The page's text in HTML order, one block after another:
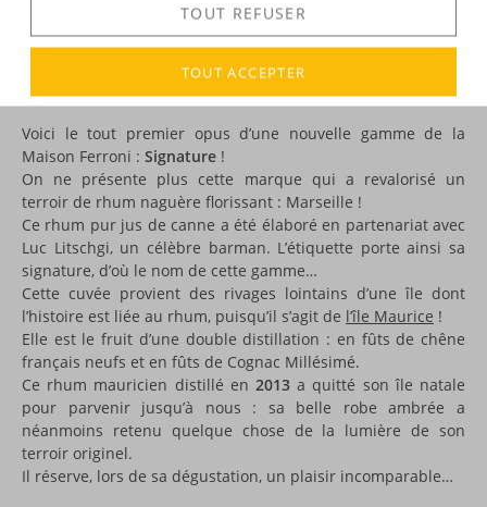
DESCRIPTION
Voici le tout premier opus d’une nouvelle gamme de la
Maison Ferroni : Signature !
On ne présente plus cette marque qui a revalorisé un
terroir de rhum naguère florissant : Marseille !
Ce rhum pur jus de canne a été élaboré en partenariat avec
Luc Litschgi, un célèbre barman. L’étiquette porte ainsi sa
signature, d’où le nom de cette gamme…
Cette cuvée provient des rivages lointains d’une île dont
l’histoire est liée au rhum, puisqu’il s’agit de l’île Maurice !
Elle est le fruit d’une double distillation : en fûts de chêne
français neufs et en fûts de Cognac Millésimé.
Ce rhum mauricien distillé en 2013 a quitté son île natale
pour parvenir jusqu’à nous : sa belle robe ambrée a
néanmoins retenu quelque chose de la lumière de son
terroir originel.
Il réserve, lors de sa dégustation, un plaisir incomparable…
TOUT REFUSER
TOUT ACCEPTER